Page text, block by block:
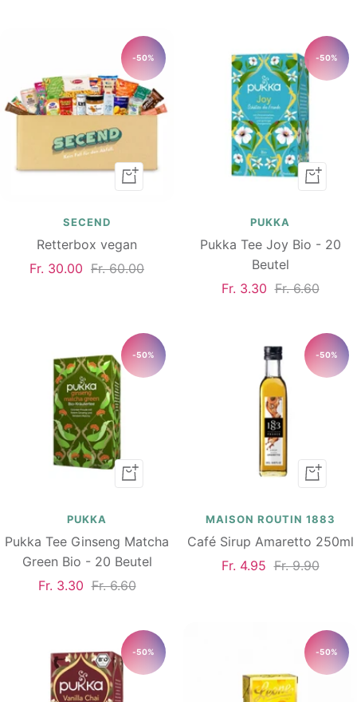
-50%
In
SECEND
Retterbox vegan
Angebotspreis
Fr. 30.00 Regulärer
Fr. 60.00
-50%
In
PUKKA
Pukka Tee Joy Bio - 20
Beutel
Angebotspreis
Fr. 3.30 Regulärer
Fr. 6.60
-50%
In
PUKKA
Pukka Tee Ginseng Matcha
Green Bio - 20 Beutel
Angebotspreis
Fr. 3.30 Regulärer
Fr. 6.60
-50%
In
MAISON ROUTIN 1883
Café Sirup Amaretto 250ml
Angebotspreis
Fr. 4.95 Regulärer
Fr. 9.90
-50% -50%